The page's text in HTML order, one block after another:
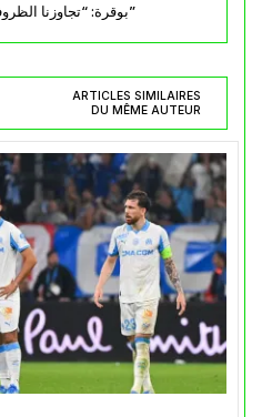
بوقرة: “تجاوزنا الظروف الصعبة وسعيد بروح اللاعبين”
ARTICLES SIMILAIRES
DU MÊME AUTEUR